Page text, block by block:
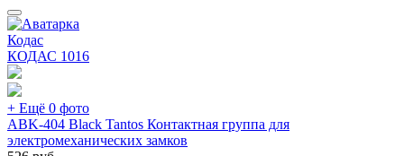
Кодас
КОДАС 1016
+ Ещё 0 фото
ABK-404 Black Tantos Контактная группа для
электромеханических замков